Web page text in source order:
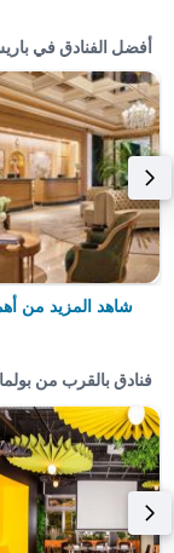
أفضل الفنادق في
شاهد المزيد من
فنادق بالقرب من